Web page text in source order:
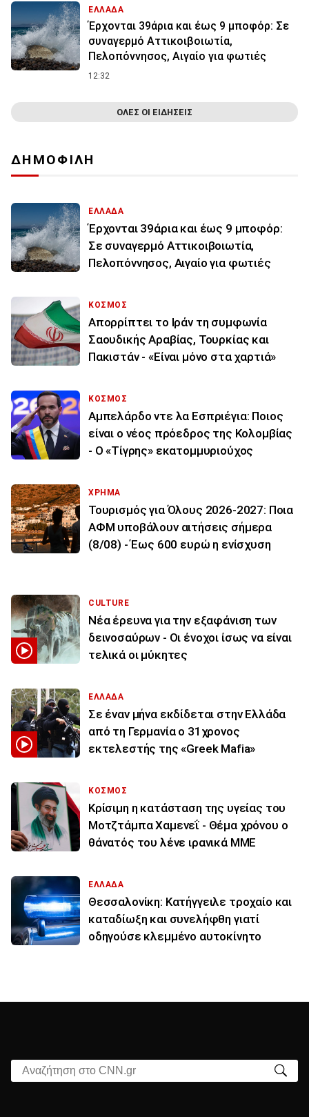
ΕΛΛΑΔΑ
Έρχονται 39άρια και έως 9 μποφόρ: Σε
συναγερμό Αττικοιβοιωτία,
Πελοπόννησος, Αιγαίο για φωτιές
12:32
ΟΛΕΣ ΟΙ ΕΙΔΗΣΕΙΣ
ΔΗΜΟΦΙΛΗ
ΕΛΛΑΔΑ
Έρχονται 39άρια και έως 9 μποφόρ:
Σε συναγερμό Αττικοιβοιωτία,
Πελοπόννησος, Αιγαίο για φωτιές
ΚΟΣΜΟΣ
Απορρίπτει το Ιράν τη συμφωνία
Σαουδικής Αραβίας, Τουρκίας και
Πακιστάν - «Είναι μόνο στα χαρτιά»
ΚΟΣΜΟΣ
Αμπελάρδο ντε λα Εσπριέγια: Ποιος
είναι ο νέος πρόεδρος της Κολομβίας
- Ο «Τίγρης» εκατομμυριούχος
ΧΡΗΜΑ
Τουρισμός για Όλους 2026-2027: Ποια
ΑΦΜ υποβάλουν αιτήσεις σήμερα
(8/08) - Έως 600 ευρώ η ενίσχυση
CULTURE
Νέα έρευνα για την εξαφάνιση των
δεινοσαύρων - Οι ένοχοι ίσως να είναι
τελικά οι μύκητες
ΕΛΛΑΔΑ
Σε έναν μήνα εκδίδεται στην Ελλάδα
από τη Γερμανία ο 31χρονος
εκτελεστής της «Greek Mafia»
ΚΟΣΜΟΣ
Κρίσιμη η κατάσταση της υγείας του
Μοτζτάμπα Χαμενεΐ - Θέμα χρόνου ο
θάνατός του λένε ιρανικά ΜΜΕ
ΕΛΛΑΔΑ
Θεσσαλονίκη: Κατήγγειλε τροχαίο και
καταδίωξη και συνελήφθη γιατί
οδηγούσε κλεμμένο αυτοκίνητο
Αναζήτηση στο CNN.gr